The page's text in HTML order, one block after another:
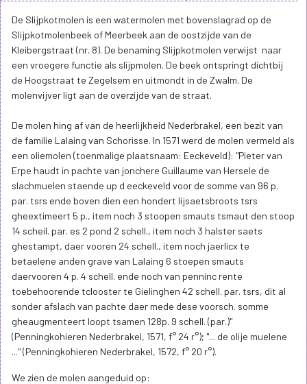
De Slijpkotmolen is een watermolen met bovenslagrad op de
Slijpkotmolenbeek of Meerbeek aan de oostzijde van de
Kleibergstraat (nr. 8). De benaming Slijpkotmolen verwijst naar
een vroegere functie als slijpmolen. De beek ontspringt dichtbij
de Hoogstraat te Zegelsem en uitmondt in de Zwalm. De
molenvijver ligt aan de overzijde van de straat.
De molen hing af van de heerlijkheid Nederbrakel, een bezit van
de familie Lalaing van Schorisse. In 1571 werd de molen vermeld als
een oliemolen (toenmalige plaatsnaam: Eeckeveld): "Pieter van
Erpe haudt in pachte van jonchere Guillaume van Hersele de
slachmuelen staende up d eeckeveld voor de somme van 96 p.
par. tsrs ende boven dien een hondert lijsaetsbroots tsrs
gheextimeert 5 p., item noch 3 stoopen smauts tsmaut den stoop
14 scheil. par. es 2 pond 2 schell., item noch 3 halster saets
ghestampt, daer vooren 24 schell., item noch jaerlicx te
betaelene anden grave van Lalaing 6 stoepen smauts
daervooren 4 p. 4 schell. ende noch van penninc rente
toebehoorende tclooster te Gielinghen 42 schell. par. tsrs, dit al
sonder afslach van pachte daer mede dese voorsch. somme
gheaugmenteert loopt tsamen 128p. 9 schell. (par.)"
(Penningkohieren Nederbrakel, 1571, f° 24 r°); "... de olije muelene
..." (Penningkohieren Nederbrakel, 1572, f° 20 r°).
We zien de molen aangeduid op: